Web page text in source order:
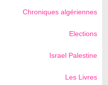
Chroniques algériennes
Elections
Israel Palestine
Les Livres